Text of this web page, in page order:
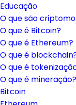
Educação
O que são
O que é Bitcoin?
O que é Ethereum?
O que é
O que é
O que é mineração?
Bitcoin